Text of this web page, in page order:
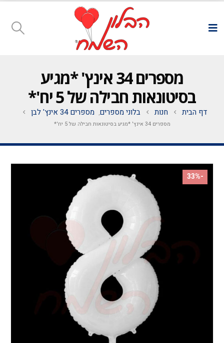
מספרים 34 אינץ' *מגיע
בסיטונאות חבילה של 5 יח'*
דף הבית חנות בלוני מספרים, מספרים 34 אינץ' לבן
מספרים 34 אינץ' *מגיע בסיטונאות חבילה של 5 יח'*
-33%